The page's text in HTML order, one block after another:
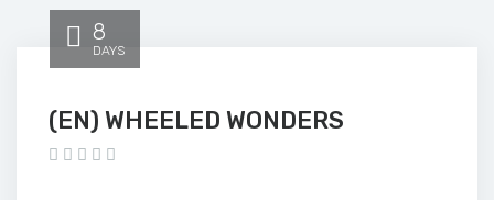
8
DAYS
(EN) WHEELED WONDERS